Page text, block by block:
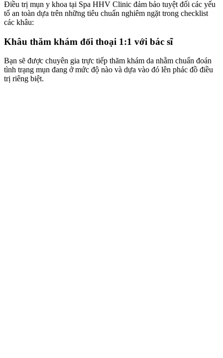
Điều trị mụn y khoa tại Spa HHV Clinic đảm bảo tuyệt đối các yếu
tố an toàn dựa trên những tiêu chuẩn nghiêm ngặt trong checklist
các khâu:
Khâu thăm khám đối thoại 1:1 với bác sĩ
Bạn sẽ được chuyên gia trực tiếp thăm khám da nhằm chuẩn đoán
tình trạng mụn đang ở mức độ nào và dựa vào đó lên phác đồ điều
trị riêng biệt.